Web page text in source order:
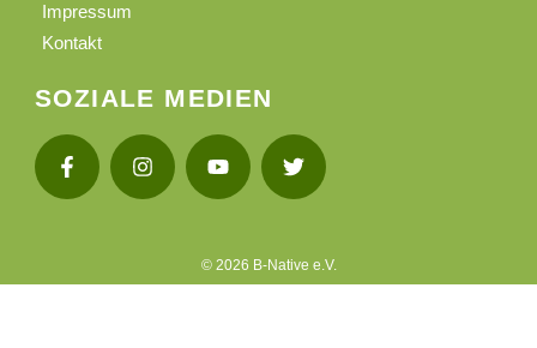
Impressum
Kontakt
SOZIALE MEDIEN
© 2026 B-Native e.V.